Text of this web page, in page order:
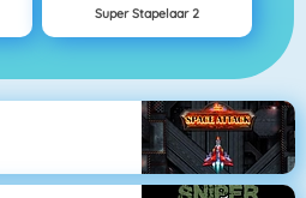
Super Stapelaar 2